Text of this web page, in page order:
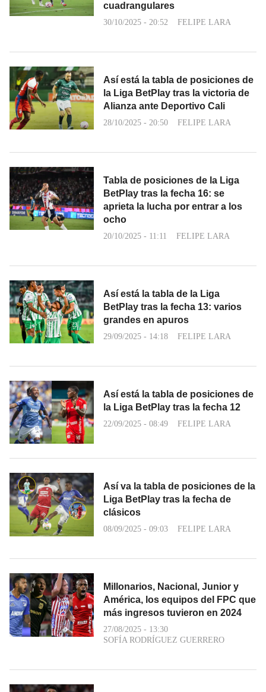
cuadrangulares
30/10/2025 - 20:52 FELIPE LARA
Así está la tabla de posiciones de
la Liga BetPlay tras la victoria de
Alianza ante Deportivo Cali
28/10/2025 - 20:50 FELIPE LARA
Tabla de posiciones de la Liga
BetPlay tras la fecha 16: se
aprieta la lucha por entrar a los
ocho
20/10/2025 - 11:11 FELIPE LARA
Así está la tabla de la Liga
BetPlay tras la fecha 13: varios
grandes en apuros
29/09/2025 - 14:18 FELIPE LARA
Así está la tabla de posiciones de
la Liga BetPlay tras la fecha 12
22/09/2025 - 08:49 FELIPE LARA
Así va la tabla de posiciones de la
Liga BetPlay tras la fecha de
clásicos
08/09/2025 - 09:03 FELIPE LARA
Millonarios, Nacional, Junior y
América, los equipos del FPC que
más ingresos tuvieron en 2024
27/08/2025 - 13:30
SOFÍA RODRÍGUEZ GUERRERO